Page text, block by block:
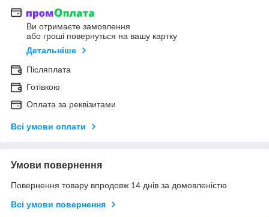
Ви отримаєте замовлення
або гроші повернуться на вашу картку
Детальніше
Післяплата
Готівкою
Оплата за реквізитами
Всі умови оплати
Умови повернення
Повернення товару впродовж 14 днів за домовленістю
Всі умови повернення